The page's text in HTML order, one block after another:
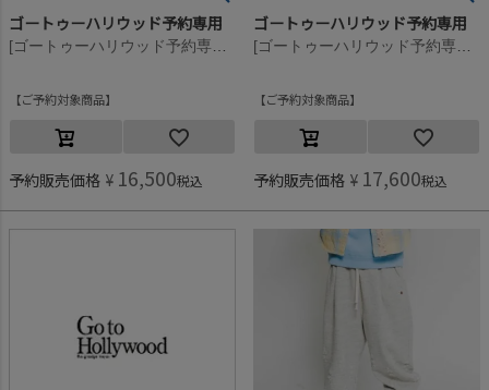
ゴートゥーハリウッド予約専用
ご予約対象商品
予約販売価格 ¥ 16,500税込
ゴートゥーハリウッド予約専用
ご予約対象商品
予約販売価格 ¥ 17,600税込